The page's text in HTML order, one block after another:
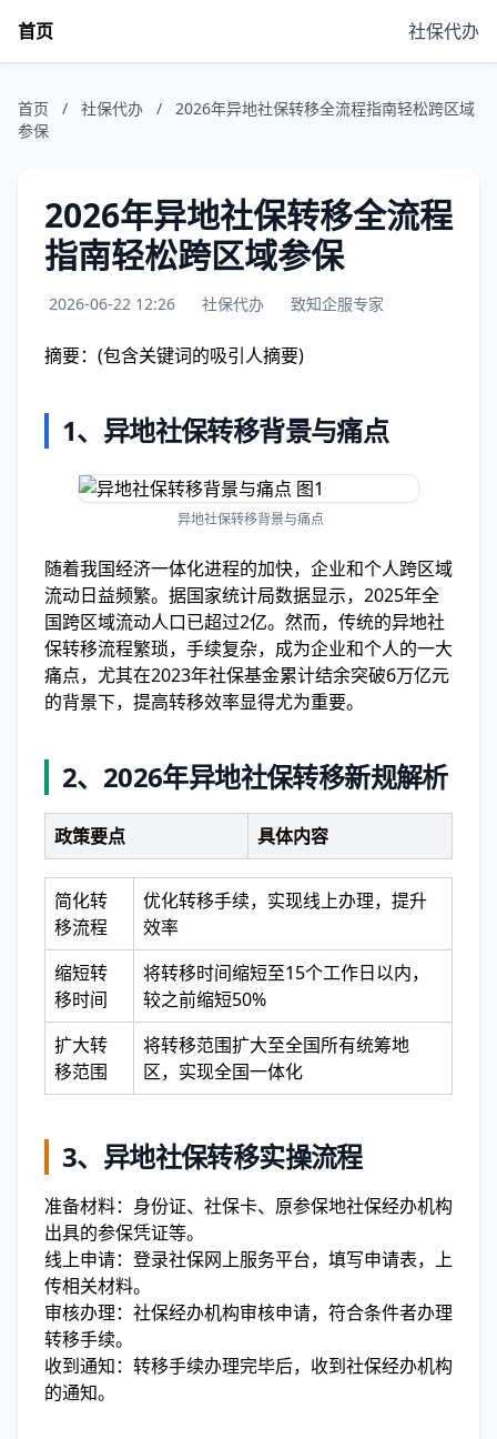
首页 社保代办
首页 / 社保代办 /
2026年异地社保转移全流程指南轻松跨区域
参保
2026年异地社保转移全流程
指南轻松跨区域参保
2026-06-22 12:26 社保代办 致知企服专家
摘要：(包含关键词的吸引人摘要)
1、 异地社保转移背景与痛点
异地社保转移背景与痛点
随着我国经济一体化进程的加快，企业和个人跨区域
流动日益频繁。据国家统计局数据显示，2025年全
国跨区域流动人口已超过2亿。然而，传统的异地社
保转移流程繁琐，手续复杂，成为企业和个人的一大
痛点，尤其在2023年社保基金累计结余突破6万亿元
的背景下，提高转移效率显得尤为重要。
2、 2026年异地社保转移新规解析
政策要点 具体内容
简化转
移流程
优化转移手续，实现线上办理，提升
效率
缩短转
移时间
将转移时间缩短至15个工作日以内，
较之前缩短50%
扩大转
移范围
将转移范围扩大至全国所有统筹地
区，实现全国一体化
3、 异地社保转移实操流程
准备材料：身份证、社保卡、原参保地社保经办机构
出具的参保凭证等。
线上申请：登录社保网上服务平台，填写申请表，上
传相关材料。
审核办理：社保经办机构审核申请，符合条件者办理
转移手续。
收到通知：转移手续办理完毕后，收到社保经办机构
的通知。